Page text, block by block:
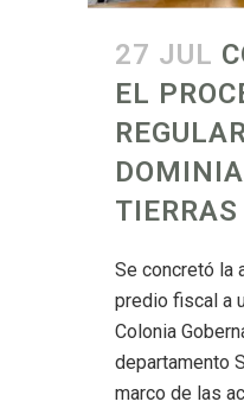
27 JUL
EL
Se concretó la
predio fiscal a
Colonia
departamento
marco de las